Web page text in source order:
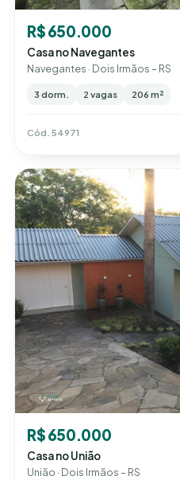
R$ 650.000
Casa no Navegantes
Navegantes · Dois Irmãos – RS
3 dorm. 2 vagas 206 m²
Cód. 54971
R$ 650.000
Casa no União
União · Dois Irmãos – RS